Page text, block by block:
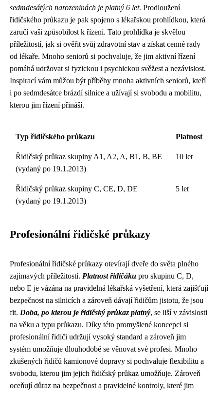
sedmdesátých narozeninách je platný 6 let. Prodloužení
řidičského průkazu je pak spojeno s lékařskou prohlídkou, která
zaručí vaši způsobilost k řízení. Tato prohlídka je skvělou
příležitostí, jak si ověřit svůj zdravotní stav a získat cenné rady
od lékaře. Mnoho seniorů si pochvaluje, že jim aktivní řízení
pomáhá udržovat si fyzickou i psychickou svěžest a nezávislost.
Inspirací vám můžou být příběhy mnoha aktivních seniorů, kteří
i po sedmdesátce brázdí silnice a užívají si svobodu a mobilitu,
kterou jim řízení přináší.
Typ řidičského průkazu Platnost
Řidičský průkaz skupiny A1, A2, A, B1, B, BE
(vydaný po 19.1.2013)
10 let
Řidičský průkaz skupiny C, CE, D, DE
(vydaný po 19.1.2013)
5 let
Profesionální řidičské průkazy
Profesionální řidičské průkazy otevírají dveře do světa plného
zajímavých příležitostí. Platnost řidičáku pro skupinu C, D,
nebo E je vázána na pravidelná lékařská vyšetření, která zajišťují
bezpečnost na silnicích a zároveň dávají řidičům jistotu, že jsou
fit. Doba, po kterou je řidičský průkaz platný, se liší v závislosti
na věku a typu průkazu. Díky této promyšlené koncepci si
profesionální řidiči udržují vysoký standard a zároveň jim
systém umožňuje dlouhodobě se věnovat své profesi. Mnoho
zkušených řidičů kamionové dopravy si pochvaluje flexibilitu a
svobodu, kterou jim jejich řidičský průkaz umožňuje. Zároveň
oceňují důraz na bezpečnost a pravidelné kontroly, které jim